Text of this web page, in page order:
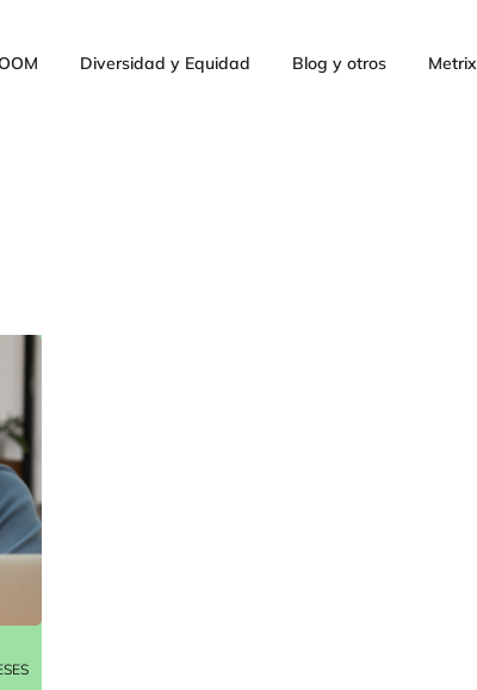
Diversidad y Equidad Blog y otros Metrix